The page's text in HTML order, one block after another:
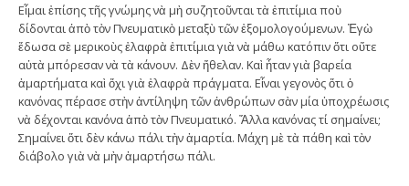
Εἶμαι ἐπίσης τῆς γνώμης νὰ μὴ συζητοῦνται τὰ ἐπιτίμια ποὺ
δίδονται ἀπὸ τὸν Πνευματικὸ μεταξὺ τῶν ἐξομολογούμενων. Ἐγὼ
ἔδωσα σὲ μερικοὺς ἐλαφρὰ ἐπιτίμια γιὰ νὰ μάθω κατόπιν ὅτι οὔτε
αὐτὰ μπόρεσαν νὰ τὰ κάνουν. Δὲν ἤθελαν. Καὶ ἦταν γιὰ βαρεία
ἁμαρτήματα καὶ ὄχι γιὰ ἐλαφρὰ πράγματα. Εἶναι γεγονὸς ὅτι ὁ
κανόνας πέρασε στὴν ἀντίληψη τῶν ἀνθρώπων σὰν μία ὑποχρέωσις
νὰ δέχονται κανόνα ἀπὸ τὸν Πνευματικό. Ἄλλα κανόνας τί σημαίνει;
Σημαίνει ὅτι δὲν κάνω πάλι τὴν ἁμαρτία. Μάχη μὲ τὰ πάθη καὶ τὸν
διάβολο γιὰ νὰ μὴν ἁμαρτήσω πάλι.